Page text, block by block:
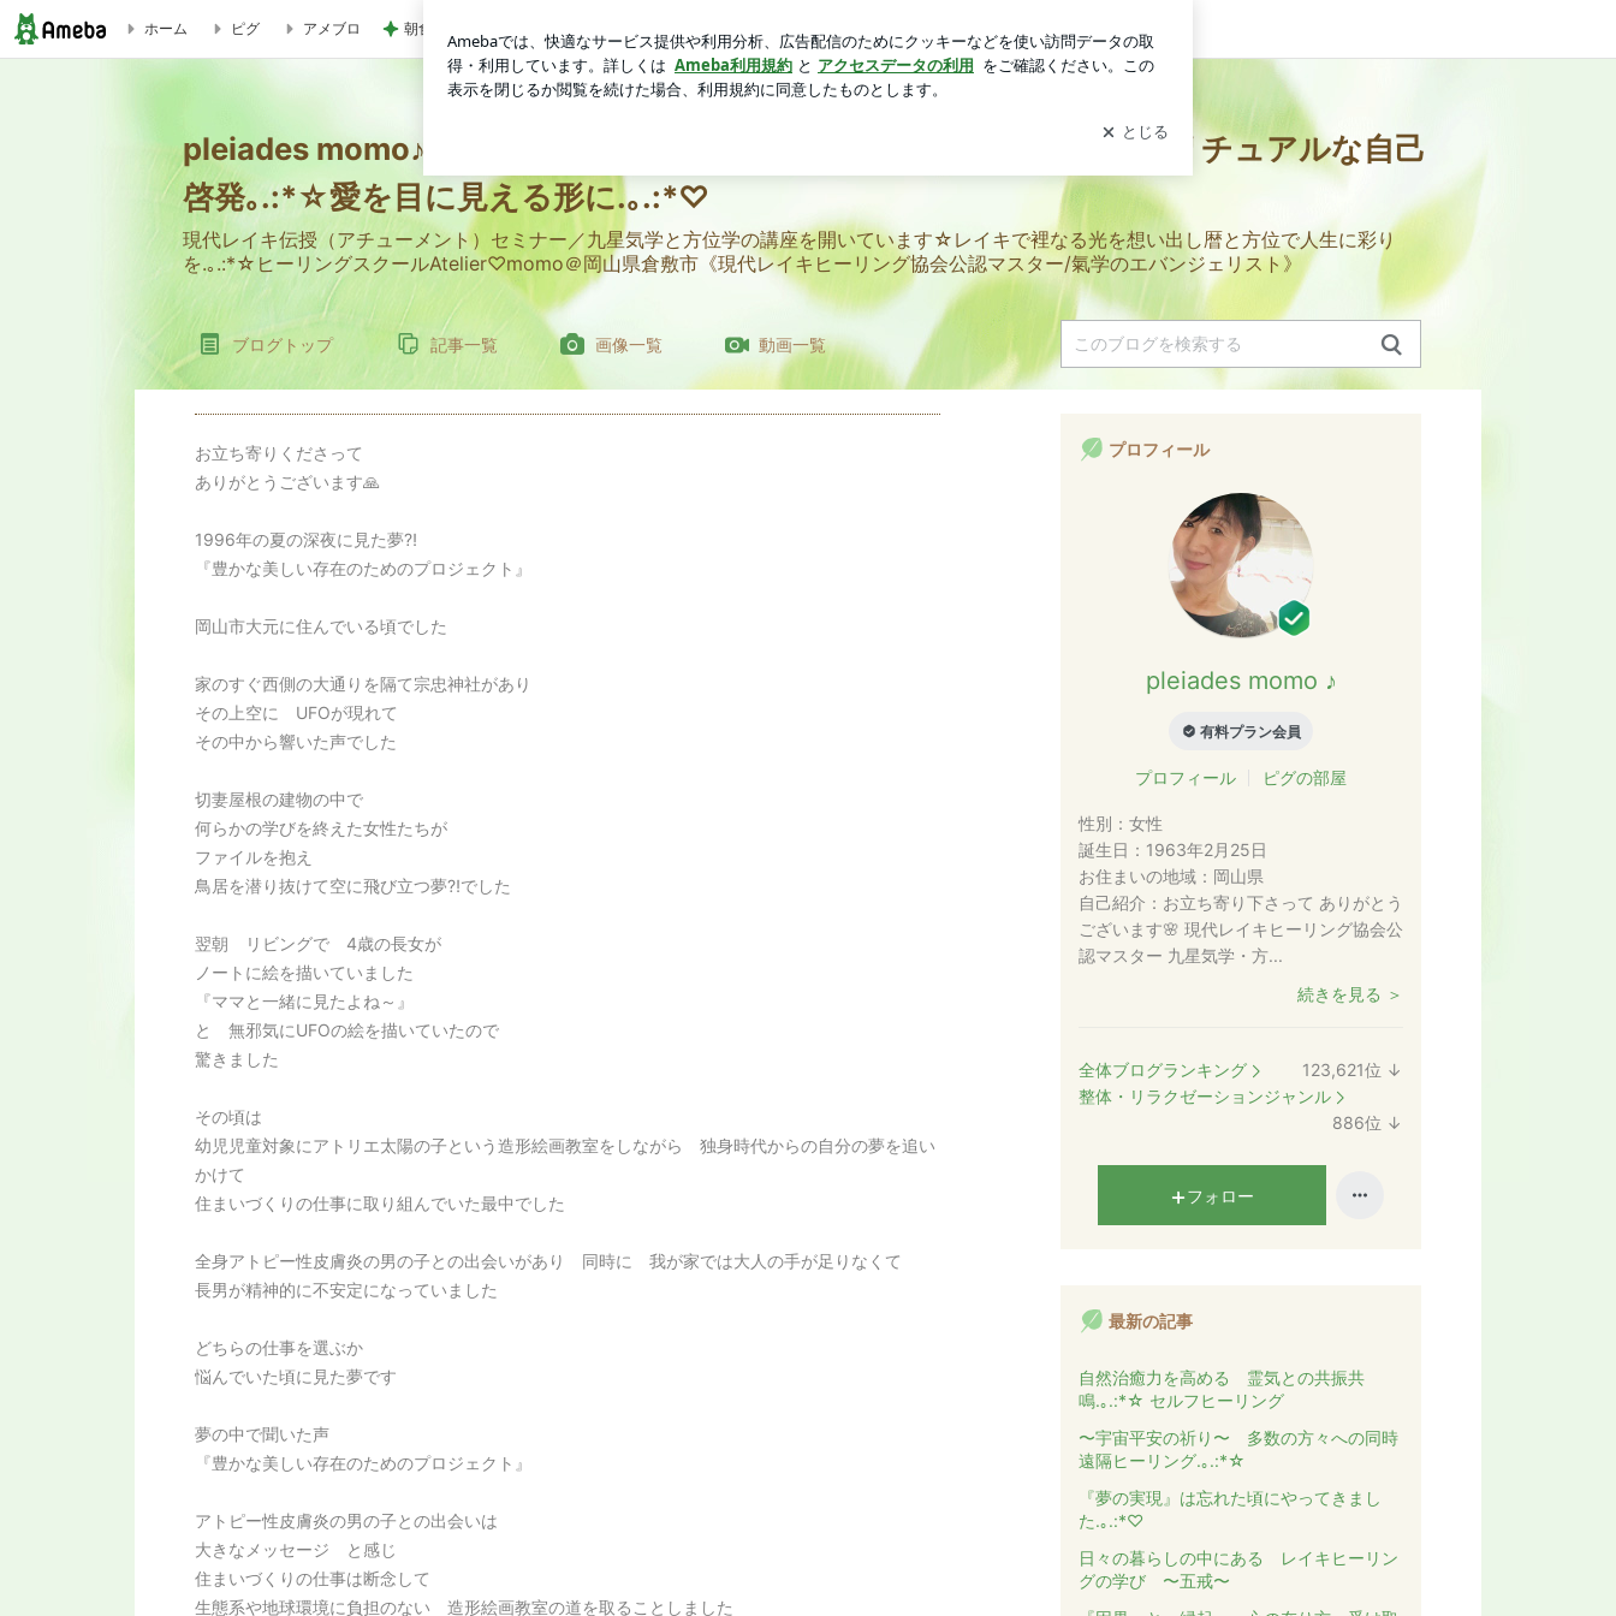
pleiades momo♪の ひとりごと｡.:*☆reiki spiritual peace .｡.:*♡スピリチュアルな自己啓発｡.:*☆愛を目に見える形に.｡.:*♡
ホーム ピグ アメブロ 朝食難民でやっと食べた夏野菜カレー 新規登録 ログイン
pleiades momo♪の ひとりごと｡.:*☆reiki spiritual peace .｡.:*♡スピリチュアルな自己
啓発｡.:*☆愛を目に見える形に.｡.:*♡
現代レイキ伝授（アチューメント）セミナー／九星気学と方位学の講座を開いています☆レイキで裡なる光を想い出し暦と方位で人生に彩り
を.｡.:*☆ヒーリングスクールAtelier♡momo＠岡山県倉敷市《現代レイキヒーリング協会公認マスター/氣学のエバンジェリスト》
ブログトップ 記事一覧 画像一覧 動画一覧
お立ち寄りくださって
ありがとうございます🙏
1996年の夏の深夜に見た夢⁈
『豊かな美しい存在のためのプロジェクト』
岡山市大元に住んでいる頃でした
家のすぐ西側の大通りを隔て宗忠神社があり
その上空に UFOが現れて
その中から響いた声でした
切妻屋根の建物の中で
何らかの学びを終えた女性たちが
ファイルを抱え
鳥居を潜り抜けて空に飛び立つ夢⁈でした
翌朝 リビングで 4歳の長女が
ノートに絵を描いていました
『ママと一緒に見たよね～』
と 無邪気にUFOの絵を描いていたので
驚きました
その頃は
幼児児童対象にアトリエ太陽の子という造形絵画教室をしながら 独身時代からの自分の夢を追い
かけて
住まいづくりの仕事に取り組んでいた最中でした
全身アトピー性皮膚炎の男の子との出会いがあり 同時に 我が家では大人の手が足りなくて
長男が精神的に不安定になっていました
どちらの仕事を選ぶか
悩んでいた頃に見た夢です
夢の中で聞いた声
『豊かな美しい存在のためのプロジェクト』
アトピー性皮膚炎の男の子との出会いは
大きなメッセージ と感じ
住まいづくりの仕事は断念して
生態系や地球環境に負担のない 造形絵画教室の道を取ることしました
プロフィール
pleiades momo ♪
有料プラン会員
プロフィール ピグの部屋
性別： 女性
誕生日： 1963年2月25日
お住まいの地域： 岡山県
自己紹介： お立ち寄り下さって ありがとう
ございます🌸 現代レイキヒーリング協会公
認マスター 九星気学・方...
続きを見る ＞
全体ブログランキング 123,621位 ↓
整体・リラクゼーションジャンル
886位 ↓
フォロー
最新の記事
自然治癒力を高める 霊気との共振共
鳴.｡.:*☆ セルフヒーリング
〜宇宙平安の祈り〜 多数の方々への同時
遠隔ヒーリング.｡.:*☆
『夢の実現』は忘れた頃にやってきまし
た.｡.:*♡
日々の暮らしの中にある レイキヒーリン
グの学び 〜五戒〜